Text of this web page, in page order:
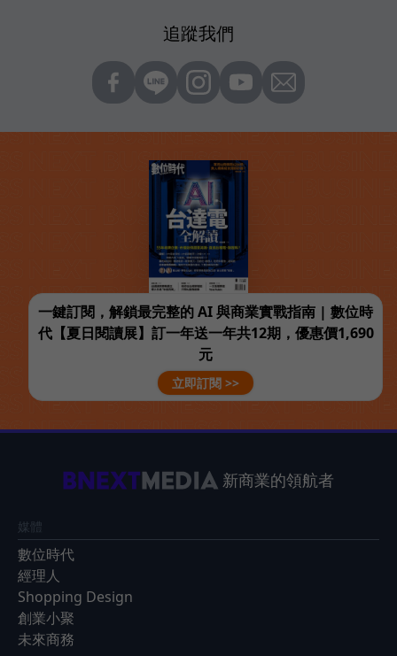
追蹤我們
一鍵訂閱，解鎖最完整的 AI 與商業實戰指南 | 數位時
代【夏日閱讀展】訂一年送一年共12期，優惠價1,690
元
立即訂閱 >>
新商業的領航者
媒體
數位時代
經理人
Shopping Design
創業小聚
未來商務